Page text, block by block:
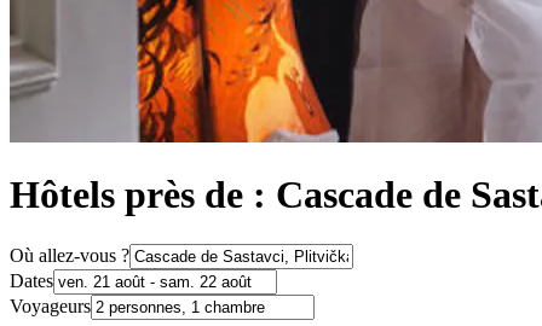
Hôtels près de : Cascade de
Où allez-vous ?
Dates
Voyageurs